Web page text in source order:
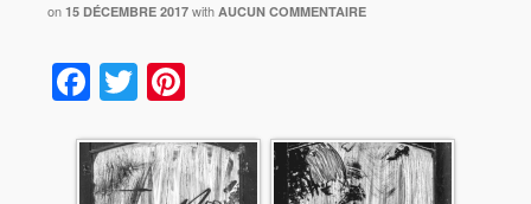
on 15 DÉCEMBRE 2017 with AUCUN COMMENTAIRE
Facebook
Twitter